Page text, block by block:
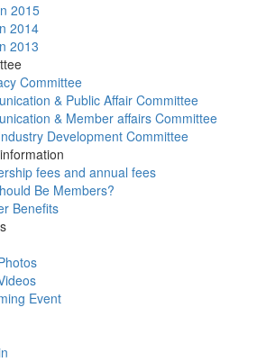
2015
2014
2013
Committee
& Public Affair Committee
& Member affairs Committee
Development Committee
fees and annual fees
Be Members?
Benefits
Event